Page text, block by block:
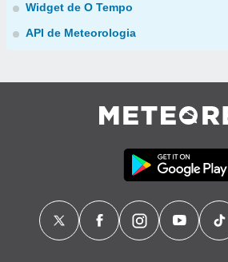
Widget de O Tempo
API de Meteorologia